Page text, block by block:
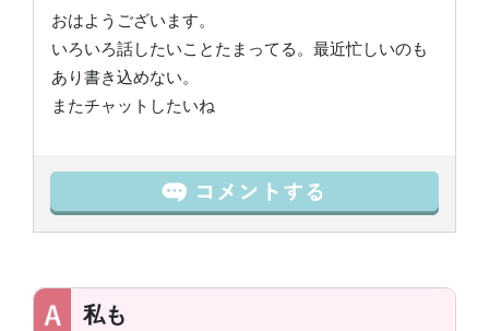
おはようございます。
いろいろ話したいことたまってる。最近忙しいのも
あり書き込めない。
またチャットしたいね
私も